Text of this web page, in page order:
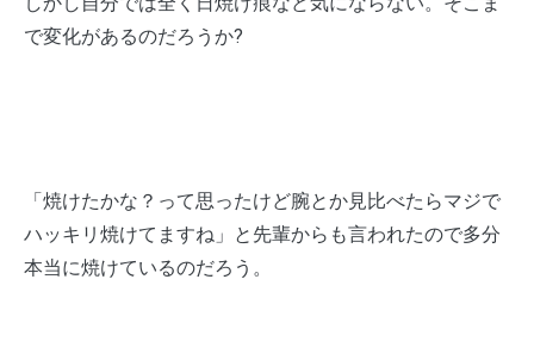
で変化があるのだろうか?
「焼けたかな？って思ったけど腕とか見比べたらマジで
ハッキリ焼けてますね」と先輩からも言われたので多分
本当に焼けているのだろう。